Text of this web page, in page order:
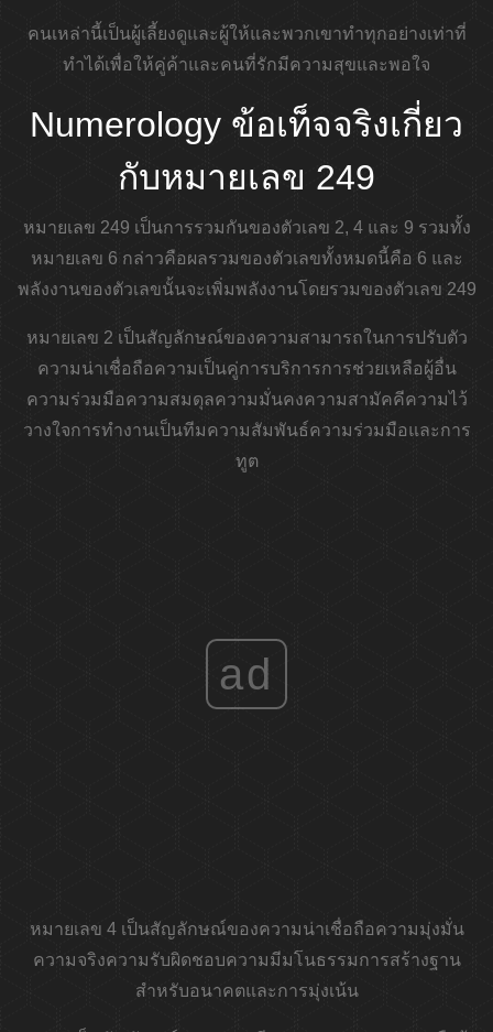
คนเหล่านี้เป็นผู้เลี้ยงดูและผู้ให้และพวกเขาทำทุกอย่างเท่าที่
ทำได้เพื่อให้คู่ค้าและคนที่รักมีความสุขและพอใจ
Numerology ข้อเท็จจริงเกี่ยว
กับหมายเลข 249
หมายเลข 249 เป็นการรวมกันของตัวเลข 2, 4 และ 9 รวมทั้ง
หมายเลข 6 กล่าวคือผลรวมของตัวเลขทั้งหมดนี้คือ 6 และ
พลังงานของตัวเลขนั้นจะเพิ่มพลังงานโดยรวมของตัวเลข 249
หมายเลข 2 เป็นสัญลักษณ์ของความสามารถในการปรับตัว
ความน่าเชื่อถือความเป็นคู่การบริการการช่วยเหลือผู้อื่น
ความร่วมมือความสมดุลความมั่นคงความสามัคคีความไว้
วางใจการทำงานเป็นทีมความสัมพันธ์ความร่วมมือและการ
ทูต
ad
หมายเลข 4 เป็นสัญลักษณ์ของความน่าเชื่อถือความมุ่งมั่น
ความจริงความรับผิดชอบความมีมโนธรรมการสร้างฐาน
สำหรับอนาคตและการมุ่งเน้น